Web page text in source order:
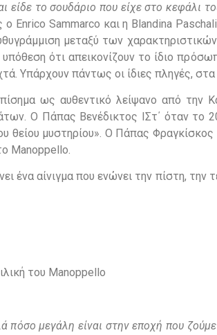
είδε το σουδάριο που είχε στο κεφάλι
Enrico Sammarco και η Blandina
μεταξύ των
ότι απεικονίζουν το ίδιο
Υπάρχουν πάντως οι ίδιες πληγές,
ως αυθεντικό λείψανο από την
Ο Πάπας Βενέδικτος ΙΣτ΄ όταν το
θείου μυστηρίου». Ο Πάπας
Manoppello.
ένα αίνιγμα που ενώνει την πίστη, την
του Manoppello
πόσο μεγάλη είναι στην εποχή που